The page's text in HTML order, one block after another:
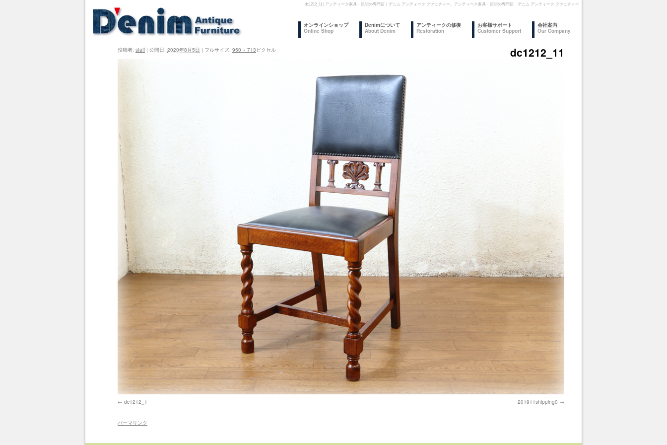
dc1212_11 | アンティーク家具・照明の専門店｜デニム アンティーク ファニチャー。アンティーク家具・照明の専門店 デニム アンティーク ファニチャー
テ
オンラインショップ
Online Shop
Denimについて
About Denim
アンティークの修復
Restoration
お客様サポート
Customer Support
会社案内
Our Company
dc1212_11
投稿者: staff | 公開日: 2020年8月5日 | フルサイズ: 950 × 713 ピクセル
dc1212_1 201911shipping0
パーマリンク